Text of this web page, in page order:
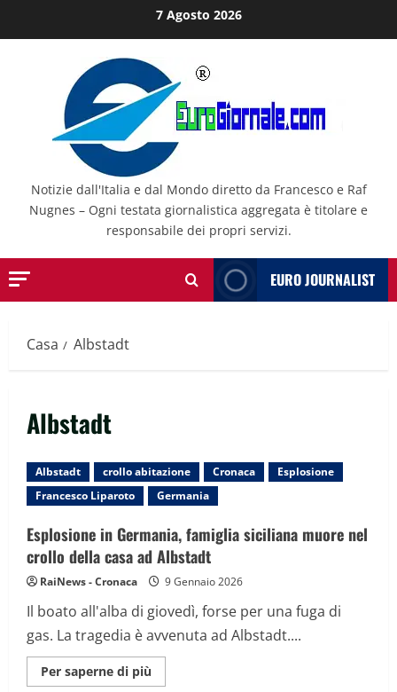
al
7 Agosto 2026
Notizie dall'Italia e dal Mondo diretto da Francesco e Raf
Nugnes – Ogni testata giornalistica aggregata è titolare e
responsabile dei propri servizi.
EURO JOURNALIST
Casa Albstadt
Albstadt
Albstadt crollo abitazione Cronaca
Esplosione
Francesco Liparoto
Germania
Esplosione in Germania, famiglia siciliana muore nel
crollo della casa ad Albstadt
RaiNews - Cronaca 9 Gennaio 2026
Il boato all'alba di giovedì, forse per una fuga di
gas. La tragedia è avvenuta ad Albstadt....
Per saperne di più
informazioni